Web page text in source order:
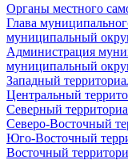
Органы местного
Глава
муниципальный
Администрация
муниципальный
Западный
Центральный
Северный
Северо-Восточный
Юго-Восточный
Восточный